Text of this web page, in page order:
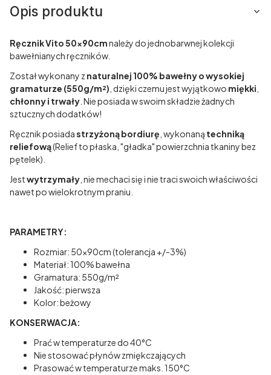
Opis produktu
Ręcznik Vito 50x90cmnależy do jednobarwnej kolekcji
bawełnianych ręczników.
Został wykonany z naturalnej 100% bawełny o wysokiej
gramaturze (550g/m²) , dzięki czemu jest wyjątkowo miękki
chłonny i trwały . Nie posiada w swoim składzie żadnych
sztucznych dodatków!
Ręcznik posiadastrzyżoną bordiurę , wykonaną techniką
reliefową(Relief to płaska, "gładka" powierzchnia tkaniny bez
pętelek).
Jestwytrzymały , nie mechaci się i nie traci swoich właściwości
nawet po wielokrotnym praniu.
PARAMETRY:
Rozmiar: 50x90cm (tolerancja +/-3%)
Materiał: 100% bawełna
Gramatura: 550g/m²
Jakość: pierwsza
Kolor: beżowy
KONSERWACJA:
Prać w temperaturze do 40°C
Nie stosować płynów zmiękczających
Prasować w temperaturze maks. 150°C